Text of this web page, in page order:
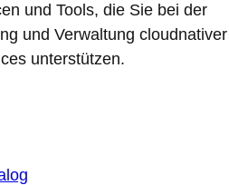
und Tools, die Sie bei der
und Verwaltung cloudnativer
unterstützen.